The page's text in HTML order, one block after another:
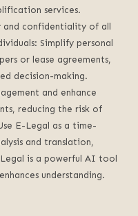
services.
and confidentiality of all
Simplify personal
or lease agreements,
decision-making.
and enhance
reducing the risk of
E-Legal as a time-
and translation,
is a powerful AI tool
understanding.